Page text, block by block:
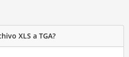
XLS a TGA?